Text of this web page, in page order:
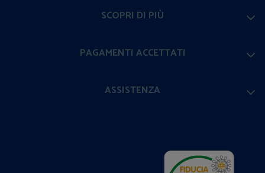
SCOPRI DI PIÙ
PAGAMENTI ACCETTATI
ASSISTENZA